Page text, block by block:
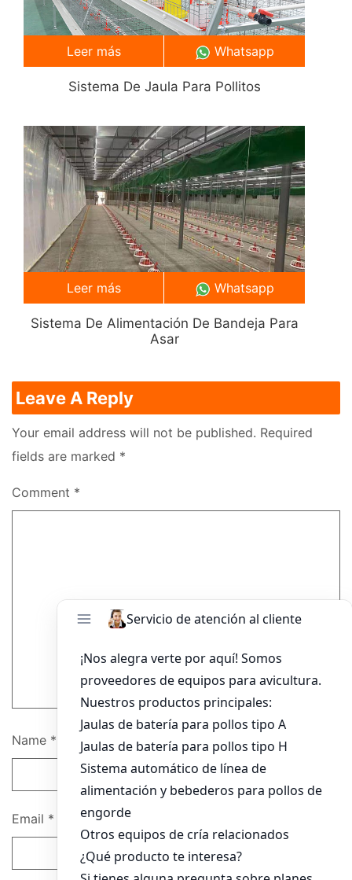
Sistema De Jaula Para Pollitos
Leer más Whatsapp
Sistema De Alimentación De Bandeja Para
Asar
Leer más Whatsapp
Leave A Reply
Your email address will not be published. Required
fields are marked *
Comment *
Name *
Email *